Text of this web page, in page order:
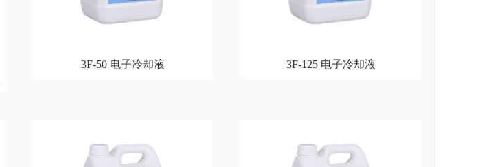
3F-50 电子冷却液 3F-125 电子冷却液